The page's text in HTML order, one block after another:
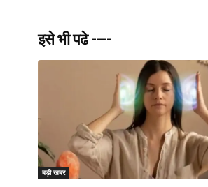
इसे भी पढे ----
बड़ी खबर